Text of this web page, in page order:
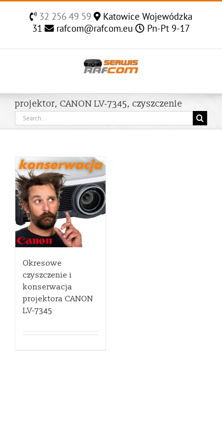
32 256 49 59
Katowice Wojewódzka
31
rafcom@rafcom.eu Pn-Pt 9-17
projektor, CANON LV-7345, czyszczenie
Search
for:
Okresowe
czyszczenie i
konserwacja
projektora CANON
LV-7345